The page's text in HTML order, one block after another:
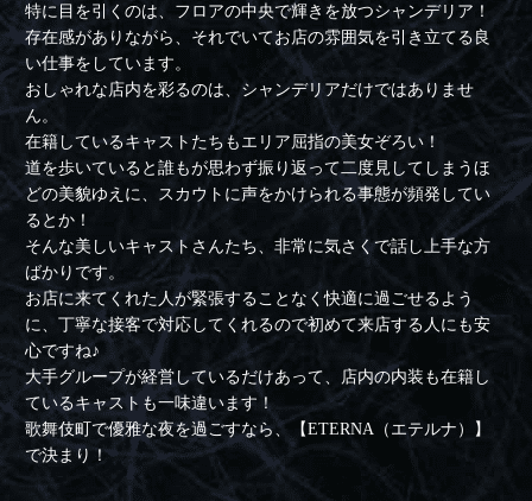
特に目を引くのは、フロアの中央で輝きを放つシャンデリア！
存在感がありながら、それでいてお店の雰囲気を引き立てる良
い仕事をしています。
おしゃれな店内を彩るのは、シャンデリアだけではありませ
ん。
在籍しているキャストたちもエリア屈指の美女ぞろい！
道を歩いていると誰もが思わず振り返って二度見してしまうほ
どの美貌ゆえに、スカウトに声をかけられる事態が頻発してい
るとか！
そんな美しいキャストさんたち、非常に気さくで話し上手な方
ばかりです。
お店に来てくれた人が緊張することなく快適に過ごせるよう
に、丁寧な接客で対応してくれるので初めて来店する人にも安
心ですね♪
大手グループが経営しているだけあって、店内の内装も在籍し
ているキャストも一味違います！
歌舞伎町で優雅な夜を過ごすなら、【ETERNA（エテルナ）】
で決まり！